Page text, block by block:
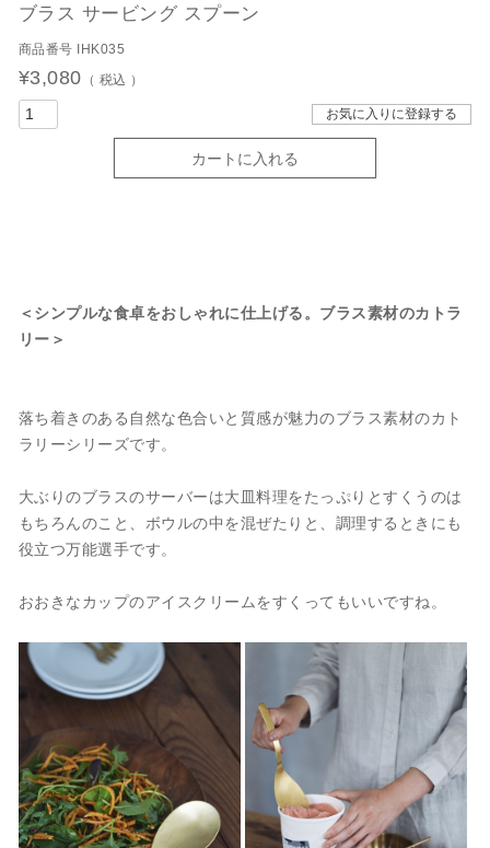
ブラス サービング スプーン
商品番号 IHK035
¥3,080 税込
お気に入りに登録する
カートに入れる
＜シンプルな食卓をおしゃれに仕上げる。ブラス素材のカトラ
リー＞
落ち着きのある自然な色合いと質感が魅力のブラス素材のカト
ラリーシリーズです。
大ぶりのブラスのサーバーは大皿料理をたっぷりとすくうのは
もちろんのこと、ボウルの中を混ぜたりと、調理するときにも
役立つ万能選手です。
おおきなカップのアイスクリームをすくってもいいですね。